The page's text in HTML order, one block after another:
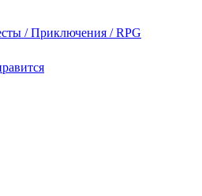
/ Приключения / RPG